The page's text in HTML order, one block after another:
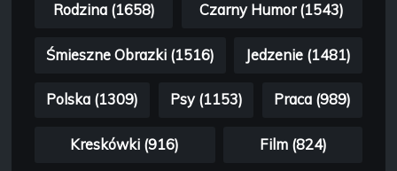
Rodzina (1658) Czarny Humor (1543)
Śmieszne Obrazki (1516) Jedzenie (1481)
Polska (1309) Psy (1153) Praca (989)
Kreskówki (916) Film (824)